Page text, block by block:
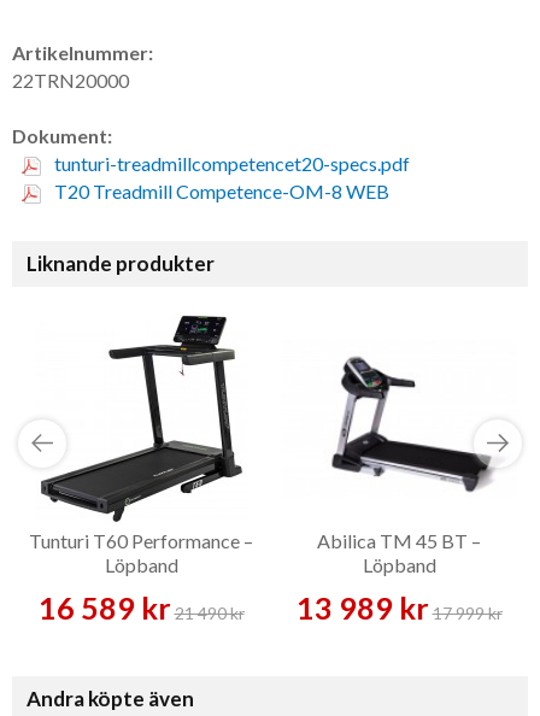
Artikelnummer:
22TRN20000
Dokument:
tunturi-treadmillcompetencet20-specs.pdf
T20 Treadmill Competence-OM-8 WEB
Liknande produkter
Tunturi T60 Performance –
Löpband
16 589 kr21 490 kr
Abilica TM 45 BT –
Löpband
13 989 kr17 999 kr
Andra köpte även